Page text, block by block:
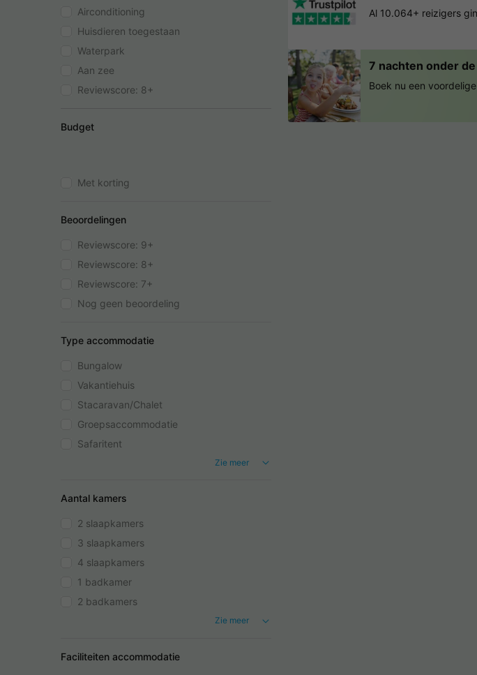
Airconditioning
Huisdieren toegestaan
Waterpark
Aan zee
Reviewscore: 8+
Budget
Met korting
Beoordelingen
Reviewscore: 9+
Reviewscore: 8+
Reviewscore: 7+
Nog geen beoordeling
Type accommodatie
Bungalow
Vakantiehuis
Stacaravan/Chalet
Groepsaccommodatie
Safaritent
Zie meer
Aantal kamers
2 slaapkamers
3 slaapkamers
4 slaapkamers
1 badkamer
2 badkamers
Zie meer
Faciliteiten accommodatie
Al 10.064+ reizigers
7 nachten onder
Boek nu een